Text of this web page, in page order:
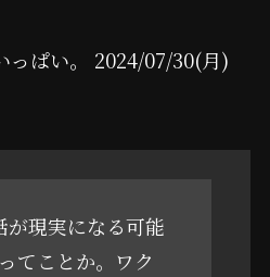
っぱい。 2024/07/30(月)
が現実になる可能
てことか。ワク